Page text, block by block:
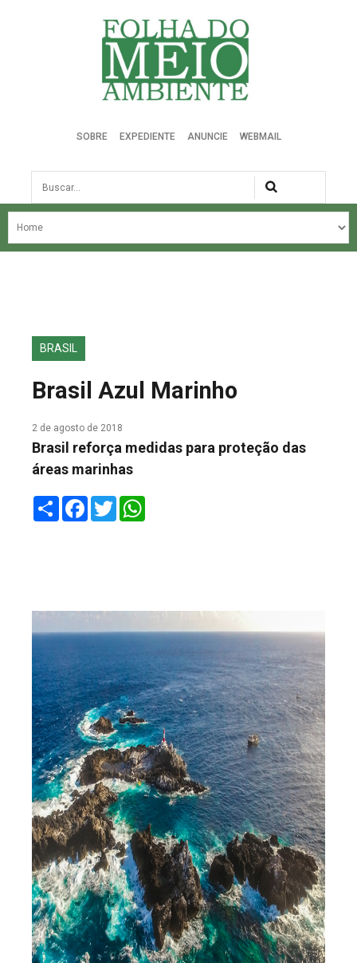
Folha do Meio Ambiente
SOBRE EXPEDIENTE ANUNCIE WEBMAIL
Busca
NOSSA HISTÓRIA
EDIÇÕES ANTERIORES
BRASIL
Brasil Azul Marinho
2 de agosto de 2018
Brasil reforça medidas para proteção das
áreas marinhas
ShareFacebook
Twitter